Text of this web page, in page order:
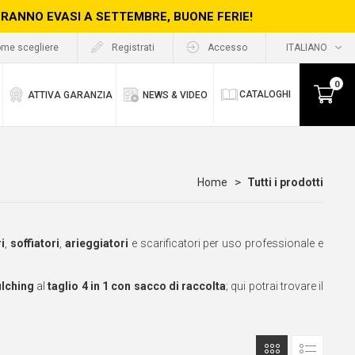
EVASI A SETTEMBRE, BUONE FERIE!
scegliere Registrati Accesso
ATTIVA GARANZIA NEWS & VIDEO CATALOGHI
0
Home Tutti i prodotti
soffiatori arieggiatori e scarificatori per uso professionale e
altaglio 4 in 1 con sacco di raccolta; qui potrai trovare il